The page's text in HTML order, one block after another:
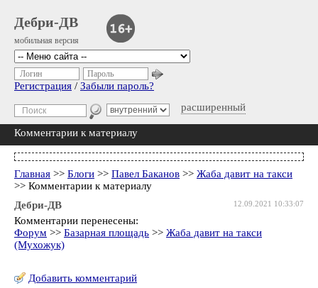
Дебри-ДВ
мобильная версия
расширенный
Логин Пароль
Регистрация / Забыли пароль?
Комментарии к материалу
Главная >> Блоги >> Павел Баканов >> Жаба давит на такси
>> Комментарии к материалу
12.09.2021 10:33:07
Дебри-ДВ
Комментарии перенесены:
Форум >> Базарная площадь >> Жаба давит на такси
(Мухожук)
Добавить комментарий